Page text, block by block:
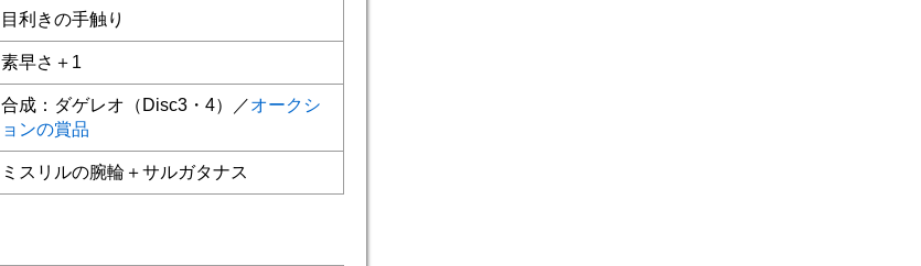
目利きの手触り
素早さ＋1
合成：ダゲレオ（Disc3・4）／オークシ
ョンの賞品
ミスリルの腕輪＋サルガタナス